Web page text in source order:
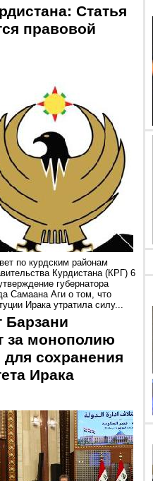
Статья
правовой
по курдским районам
Курдистана (КРГ) 6
губернатора
Самаана Аги о том, что
Ирака утратила силу...
Барзани
за монополию
сохранения
Ирака